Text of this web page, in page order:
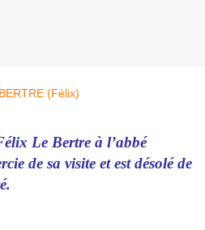
Le Bertre à l’abbé
de sa visite et est désolé de